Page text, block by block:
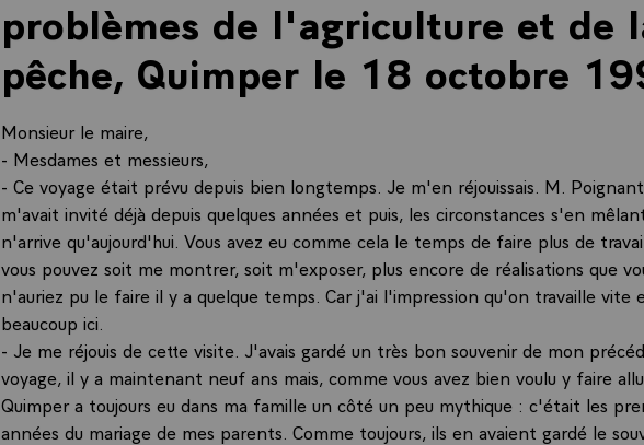
problèmes de l'agriculture et de
pêche, Quimper le 18 octobre
Monsieur le maire,
- Mesdames et messieurs,
- Ce voyage était prévu depuis bien longtemps. Je m'en réjouissais. M. Poignant
m'avait invité déjà depuis quelques années et puis, les circonstances s'en
n'arrive qu'aujourd'hui. Vous avez eu comme cela le temps de faire plus de
vous pouvez soit me montrer, soit m'exposer, plus encore de réalisations que
n'auriez pu le faire il y a quelque temps. Car j'ai l'impression qu'on travaille vite
beaucoup ici.
- Je me réjouis de cette visite. J'avais gardé un très bon souvenir de mon
voyage, il y a maintenant neuf ans mais, comme vous avez bien voulu y faire
Quimper a toujours eu dans ma famille un côté un peu mythique : c'était les
années du mariage de mes parents. Comme toujours, ils en avaient gardé le